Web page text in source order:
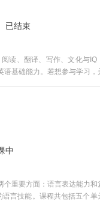
已结束
读、翻译、写作、文化与IQ
基础能力。若想参与学习，
时成绩。3. 课程期末在线考
的60%方可参加考试。
中
重要方面：语言表达能力和
言技能。课程共包括五个单